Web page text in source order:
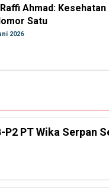
Ahmad: Kesehatan
Satu
2026
PT Wika Serpan